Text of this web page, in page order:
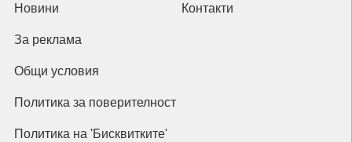
Новини Контакти
За реклама
Общи условия
Политика за поверителност
Политика на 'Бисквитките'